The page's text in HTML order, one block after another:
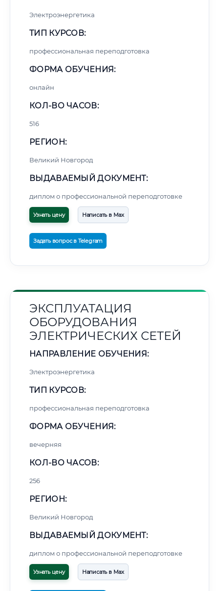
Электроэнергетика
ТИП КУРСОВ:
профессиональная переподготовка
ФОРМА ОБУЧЕНИЯ:
онлайн
КОЛ-ВО ЧАСОВ:
516
РЕГИОН:
Великий Новгород
ВЫДАВАЕМЫЙ ДОКУМЕНТ:
диплом о профессиональной переподготовке
Узнать цену Написать в Max
Задать вопрос в Telegram
ЭКСПЛУАТАЦИЯ
ОБОРУДОВАНИЯ
ЭЛЕКТРИЧЕСКИХ СЕТЕЙ
НАПРАВЛЕНИЕ ОБУЧЕНИЯ:
Электроэнергетика
ТИП КУРСОВ:
профессиональная переподготовка
ФОРМА ОБУЧЕНИЯ:
вечерняя
КОЛ-ВО ЧАСОВ:
256
РЕГИОН:
Великий Новгород
ВЫДАВАЕМЫЙ ДОКУМЕНТ:
диплом о профессиональной переподготовке
Узнать цену Написать в Max